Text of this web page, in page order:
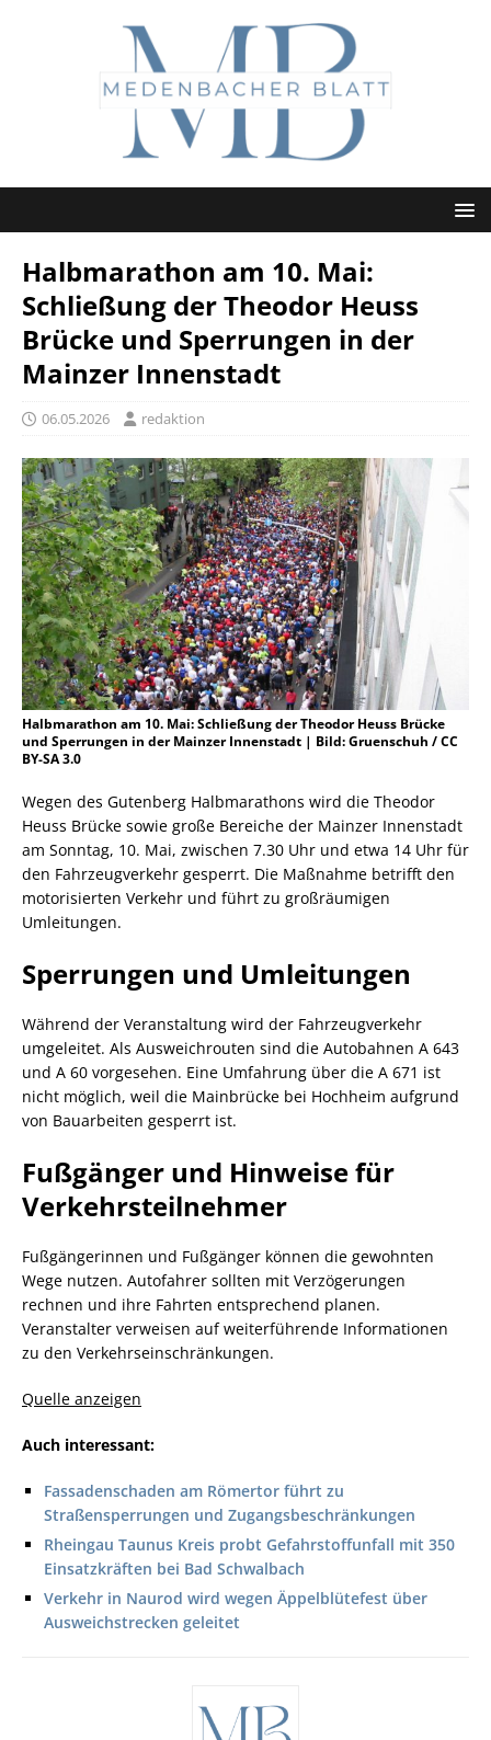
Halbmarathon am 10. Mai:
Schließung der Theodor Heuss
Brücke und Sperrungen in der
Mainzer Innenstadt
06.05.2026 redaktion
Halbmarathon am 10. Mai: Schließung der Theodor Heuss Brücke
und Sperrungen in der Mainzer Innenstadt | Bild: Gruenschuh / CC
BY-SA 3.0
Wegen des Gutenberg Halbmarathons wird die Theodor
Heuss Brücke sowie große Bereiche der Mainzer Innenstadt
am Sonntag, 10. Mai, zwischen 7.30 Uhr und etwa 14 Uhr für
den Fahrzeugverkehr gesperrt. Die Maßnahme betrifft den
motorisierten Verkehr und führt zu großräumigen
Umleitungen.
Sperrungen und Umleitungen
Während der Veranstaltung wird der Fahrzeugverkehr
umgeleitet. Als Ausweichrouten sind die Autobahnen A 643
und A 60 vorgesehen. Eine Umfahrung über die A 671 ist
nicht möglich, weil die Mainbrücke bei Hochheim aufgrund
von Bauarbeiten gesperrt ist.
Fußgänger und Hinweise für
Verkehrsteilnehmer
Fußgängerinnen und Fußgänger können die gewohnten
Wege nutzen. Autofahrer sollten mit Verzögerungen
rechnen und ihre Fahrten entsprechend planen.
Veranstalter verweisen auf weiterführende Informationen
zu den Verkehrseinschränkungen.
Quelle anzeigen
Auch interessant:
Fassadenschaden am Römertor führt zu
Straßensperrungen und Zugangsbeschränkungen
Rheingau Taunus Kreis probt Gefahrstoffunfall mit 350
Einsatzkräften bei Bad Schwalbach
Verkehr in Naurod wird wegen Äppelblütefest über
Ausweichstrecken geleitet